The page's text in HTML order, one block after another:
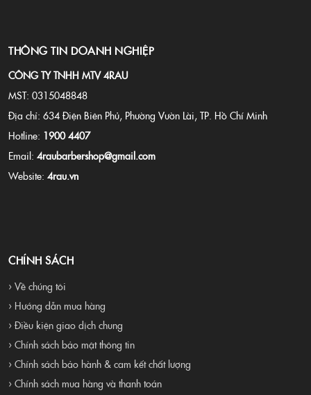
THÔNG TIN DOANH NGHIỆP
CÔNG TY TNHH MTV 4RAU
MST: 0315048848
Địa chỉ: 634 Điện Biên Phủ, Phường Vườn Lài, TP. Hồ Chí Minh
Hotline: 1900 4407
Email: 4raubarbershop@gmail.com
Website: 4rau.vn
CHÍNH SÁCH
› Về chúng tôi
› Hướng dẫn mua hàng
› Điều kiện giao dịch chung
› Chính sách bảo mật thông tin
› Chính sách bảo hành & cam kết chất lượng
› Chính sách mua hàng và thanh toán